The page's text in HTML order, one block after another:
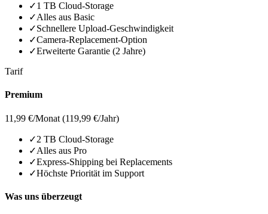
✓1 TB Cloud-Storage
✓Alles aus Basic
✓Schnellere Upload-Geschwindigkeit
✓Camera-Replacement-Option
✓Erweiterte Garantie (2 Jahre)
Tarif
Premium
11,99 €/Monat (119,99 €/Jahr)
✓2 TB Cloud-Storage
✓Alles aus Pro
✓Express-Shipping bei Replacements
✓Höchste Priorität im Support
Was uns überzeugt